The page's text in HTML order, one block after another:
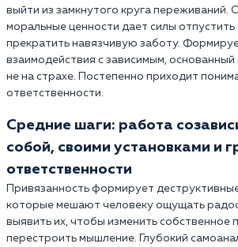
выйти из замкнутого круга переживаний.
моральные ценности дает силы отпустить
прекратить навязчивую заботу.
взаимодействия с зависимым, основанный
не на страхе. Постепенно приходит
ответственности.
Средние шаги: работа
собой, своими установками и
ответственности
Привязанность формирует
которые мешают человеку ощущать
выявить их, чтобы изменить собственное
перестроить мышление. Глубокий